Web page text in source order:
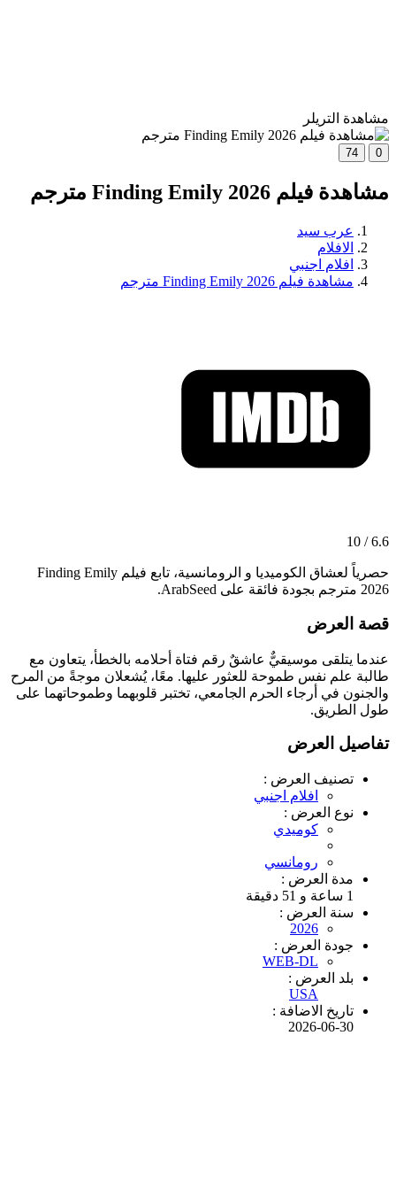
مشاهدة التريلر
0
74
مشاهدة فيلم Finding Emily 2026 مترجم
عرب سيد
الافلام
افلام اجنبي
مشاهدة فيلم Finding Emily 2026 مترجم
6.6 / 10
حصرياً لعشاق الكوميديا و الرومانسية، تابع فيلم Finding Emily
2026 مترجم بجودة فائقة على ArabSeed.
قصة العرض
عندما يتلقى موسيقيٌّ عاشقٌ رقم فتاة أحلامه بالخطأ، يتعاون مع
طالبة علم نفس طموحة للعثور عليها. معًا، يُشعلان موجةً من المرح
والجنون في أرجاء الحرم الجامعي، تختبر قلوبهما وطموحاتهما على
طول الطريق.
تفاصيل العرض
تصنيف العرض :
افلام اجنبي
نوع العرض :
كوميدي
رومانسي
مدة العرض :
1 ساعة و 51 دقيقة
سنة العرض :
2026
جودة العرض :
WEB-DL
بلد العرض :
USA
تاريخ الاضافة :
2026-06-30